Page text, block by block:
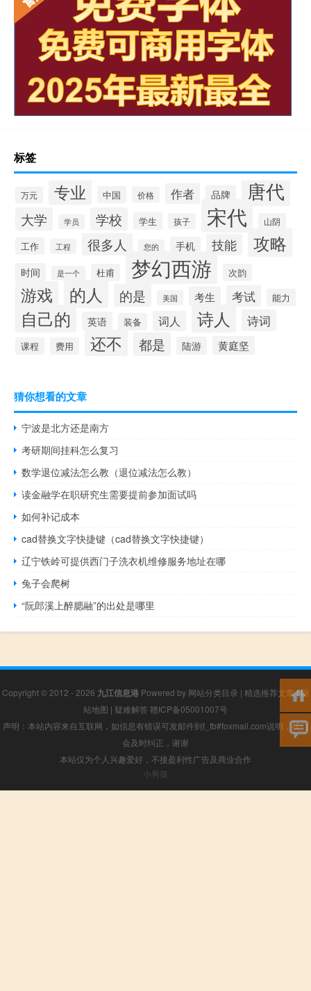
标签
万元 专业 中国 价格 作者 品牌 唐代
大学 学员 学校 学生 孩子 宋代 山阴
工作 工程 很多人 您的 手机 技能 攻略
时间 是一个 杜甫 梦幻西游 次韵
游戏 的人 的是 美国 考生 考试 能力
自己的 英语 装备 词人 诗人 诗词
课程 费用 还不 都是 陆游 黄庭坚
猜你想看的文章
宁波是北方还是南方
考研期间挂科怎么复习
数学退位减法怎么教（退位减法怎么教）
读金融学在职研究生需要提前参加面试吗
如何补记成本
cad替换文字快捷键（cad替换文字快捷键）
辽宁铁岭可提供西门子洗衣机维修服务地址在哪
兔子会爬树
“阮郎溪上醉腮融”的出处是哪里
Copyright © 2012 - 2026 九江信息港 Powered by 网站分类目录 | 精选推荐文章|网
站地图 | 疑难解答 赣ICP备05001007号
声明：本站内容来自互联网，如信息有错误可发邮件到f_fb#foxmail.com说明，我们
会及时纠正，谢谢
本站仅为个人兴趣爱好，不接盈利性广告及商业合作
小男孩